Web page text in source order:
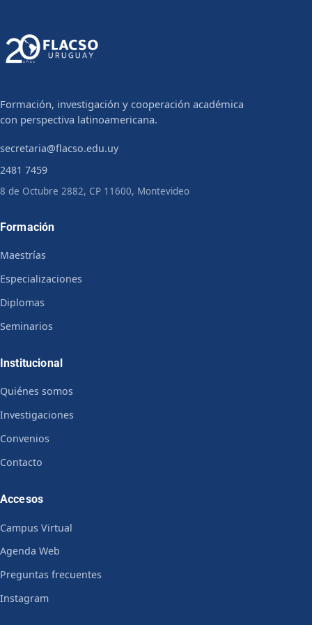
Formación, investigación y cooperación académica
con perspectiva latinoamericana.
secretaria@flacso.edu.uy
2481 7459
8 de Octubre 2882, CP 11600, Montevideo
Formación
Maestrías
Especializaciones
Diplomas
Seminarios
Institucional
Quiénes somos
Investigaciones
Convenios
Contacto
Accesos
Campus Virtual
Agenda Web
Preguntas frecuentes
Instagram